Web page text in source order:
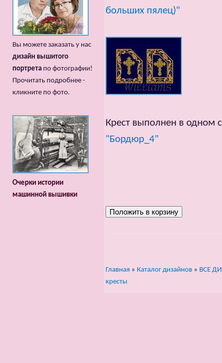
больших пялец)"
Крест выполнен в одном
"Бордюр_4"
Главная » Каталог дизайнов » ВСЕ
кресты
Вы можете заказать у нас
дизайн вышитого
портрета по фотографии!
Прочитать подробнее -
кликните по фото.
Очерки истории
машинной вышивки